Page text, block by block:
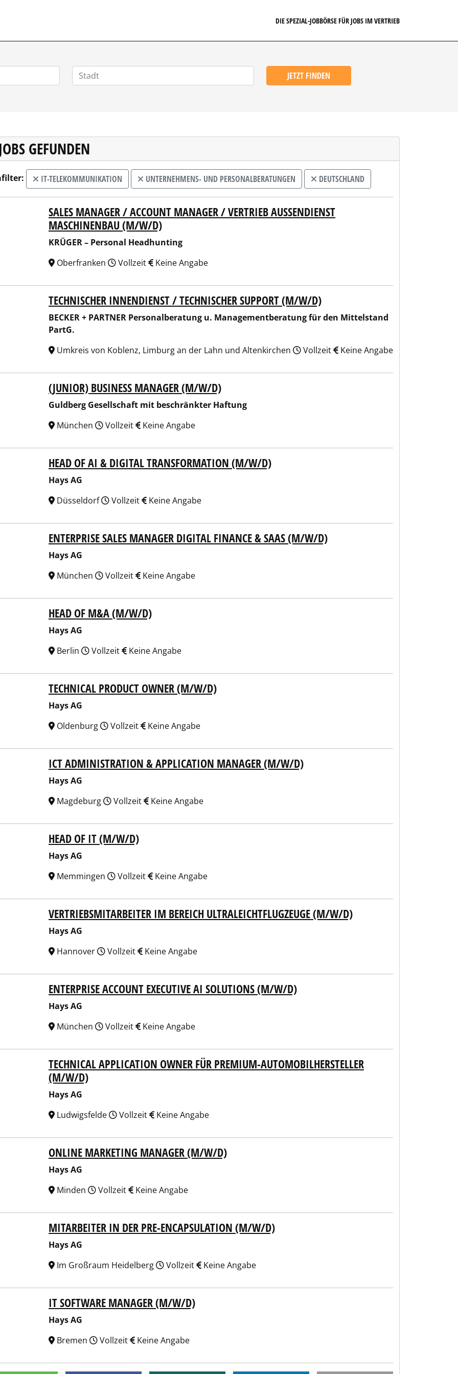
DIE SPEZIAL-JOBBÖRSE FÜR JOBS IM VERTRIEB
JETZT FINDEN
GEFUNDEN
IT-TELEKOMMUNIKATION UNTERNEHMENS- UND PERSONALBERATUNGEN DEUTSCHLAND
– Personal Headhunting
SALES MANAGER / ACCOUNT MANAGER / VERTRIEB AUSSENDIENST M
ASCHINENBAU (M/W/D)
KRÜGER – Personal Headhunting
Oberfranken
Vollzeit Keine Angabe
+ PARTNER Personalberatung u. Managementberatung für den Mittelstand PartG.
TECHNISCHER INNENDIENST / TECHNISCHER SUPPORT (M/W/D)
BECKER + PARTNER Personalberatung u. Managementberatung für den Mittelstand
PartG.
Umkreis von Koblenz, Limburg an der Lahn und Altenkirchen
Vollzeit Keine Angabe
Gesellschaft mit beschränkter Haftung
(JUNIOR) BUSINESS MANAGER (M/W/D)
Guldberg Gesellschaft mit beschränkter Haftung
München
Vollzeit Keine Angabe
HEAD OF AI & DIGITAL TRANSFORMATION (M/W/D)
Hays AG
Düsseldorf
Vollzeit Keine Angabe
ENTERPRISE SALES MANAGER DIGITAL FINANCE & SAAS (M/W/D)
Hays AG
München
Vollzeit Keine Angabe
HEAD OF M&A (M/W/D)
Hays AG
Berlin
Vollzeit Keine Angabe
TECHNICAL PRODUCT OWNER (M/W/D)
Hays AG
Oldenburg
Vollzeit Keine Angabe
ICT ADMINISTRATION & APPLICATION MANAGER (M/W/D)
Hays AG
Magdeburg
Vollzeit Keine Angabe
HEAD OF IT (M/W/D)
Hays AG
Memmingen
Vollzeit Keine Angabe
VERTRIEBSMITARBEITER IM BEREICH ULTRALEICHTFLUGZEUGE (M/W/D)
Hays AG
Hannover
Vollzeit Keine Angabe
ENTERPRISE ACCOUNT EXECUTIVE AI SOLUTIONS (M/W/D)
Hays AG
München
Vollzeit Keine Angabe
TECHNICAL APPLICATION OWNER FÜR PREMIUM-AUTOMOBILHERSTELLER
(M/W/D)
Hays AG
Ludwigsfelde
Vollzeit Keine Angabe
ONLINE MARKETING MANAGER (M/W/D)
Hays AG
Minden
Vollzeit Keine Angabe
MITARBEITER IN DER PRE-ENCAPSULATION (M/W/D)
Hays AG
Im Großraum Heidelberg
Vollzeit Keine Angabe
IT SOFTWARE MANAGER (M/W/D)
Hays AG
Bremen
Vollzeit Keine Angabe